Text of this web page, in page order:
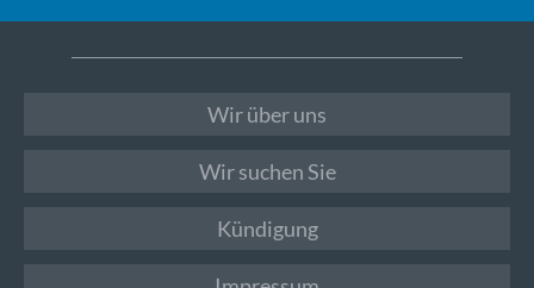
Wir über uns
Wir suchen Sie
Kündigung